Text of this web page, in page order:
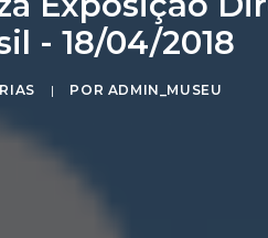
- 18/04/2018
| POR ADMIN_MUSEU